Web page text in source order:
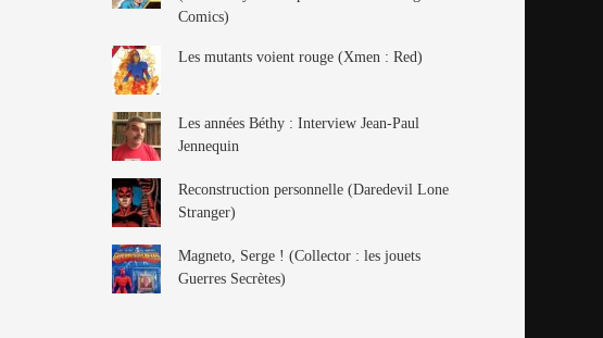
Comics)
Les mutants voient rouge (Xmen : Red)
Les années Béthy : Interview Jean-Paul
Jennequin
Reconstruction personnelle (Daredevil Lone
Stranger)
Magneto, Serge ! (Collector : les jouets
Guerres Secrètes)